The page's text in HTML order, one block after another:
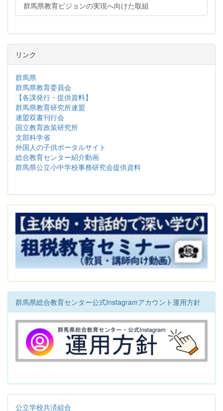
群馬県教育ビジョンの実現へ向けた取組
リンク
群馬県
群馬県教育委員会
【各課発行・提供資料】
群馬県教育研究所連盟
連盟双書刊行会
国立教育政策研究所
文部科学省
外国人の子供ポータルサイト
総合教育センター紹介動画
群馬県公立小中学校事務研究会提供資料
群馬県総合教育センター公式Instagramアカウント運用方針
公立学校共済組合